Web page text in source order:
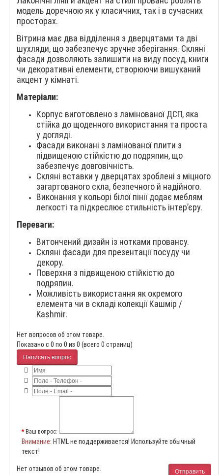
модель доречною як у класичних, так і в сучасних
просторах.
Вітрина має два відділення з дверцятами та дві
шухляди, що забезпечує зручне зберігання. Скляні
фасади дозволяють залишити на виду посуд, книги
чи декоративні елементи, створюючи вишуканий
акцент у кімнаті.
Матеріали:
Корпус виготовлено з ламінованої ДСП, яка
стійка до щоденного використання та проста
у догляді.
Фасади виконані з ламінованої плити з
підвищеною стійкістю до подряпин, що
забезпечує довговічність.
Скляні вставки у дверцятах зроблені з міцного
загартованого скла, безпечного й надійного.
Виконання у кольорі білої пінії додає меблям
легкості та підкреслює стильність інтер’єру.
Переваги:
Витончений дизайн із нотками провансу.
Скляні фасади для презентації посуду чи
декору.
Поверхня з підвищеною стійкістю до
подряпин.
Можливість використання як окремого
елемента чи в складі колекції Кашмір /
Kashmir.
Нет вопросов об этом товаре.
Показано с 0 по 0 из 0 (всего 0 страниц)
Написать вопрос
Ваш вопрос:
Внимание: HTML не поддерживается! Используйте обычный
текст!
Отправить
Нет отзывов об этом товаре.